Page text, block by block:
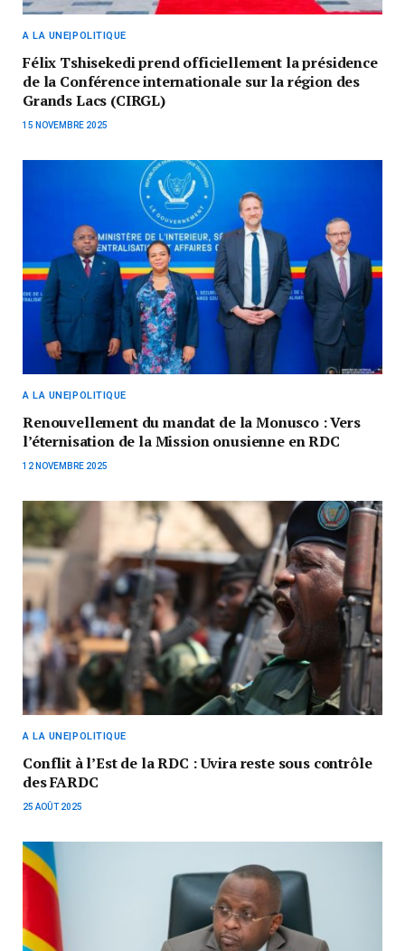
A LA UNE|POLITIQUE
Félix Tshisekedi prend officiellement la présidence
de la Conférence internationale sur la région des
Grands Lacs (CIRGL)
15 NOVEMBRE 2025
A LA UNE|POLITIQUE
Renouvellement du mandat de la Monusco : Vers
l’éternisation de la Mission onusienne en RDC
12 NOVEMBRE 2025
A LA UNE|POLITIQUE
Conflit à l’Est de la RDC : Uvira reste sous contrôle
des FARDC
25 AOÛT 2025